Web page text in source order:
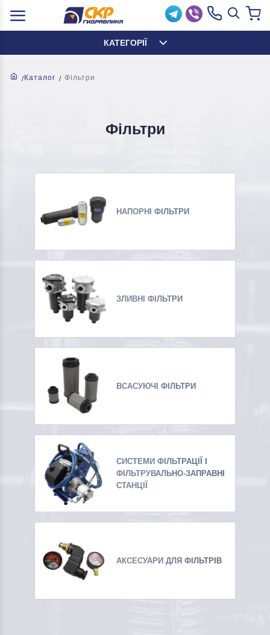
КАТЕГОРІЇ
Каталог Фільтри
Фільтри
НАПОРНІ ФІЛЬТРИ
ЗЛИВНІ ФІЛЬТРИ
ВСАСУЮЧІ ФІЛЬТРИ
СИСТЕМИ ФІЛЬТРАЦІЇ І
ФІЛЬТРУВАЛЬНО-ЗАПРАВНІ
СТАНЦІЇ
АКСЕСУАРИ ДЛЯ ФІЛЬТРІВ